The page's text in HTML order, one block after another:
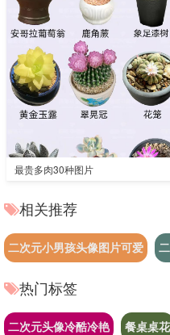
最贵多肉30种图片
相关推荐
二次元小男孩头像图片可爱
热门标签
二次元头像冷酷冷艳 餐桌桌花